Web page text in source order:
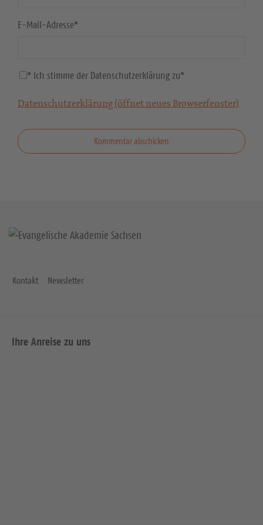
E-Mail-Adresse*
* Ich stimme der Datenschutzerklärung zu*
Datenschutzerklärung (öffnet neues Browserfenster)
Kontakt Newsletter
Ihre Anreise zu uns